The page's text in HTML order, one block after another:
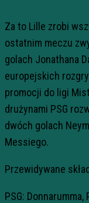
Za to Lille zrobi
ostatnim meczu
golach Jonathana
europejskich
promocji do ligi
drużynami PSG
dwóch golach
Messiego.
Przewidywane
PSG: